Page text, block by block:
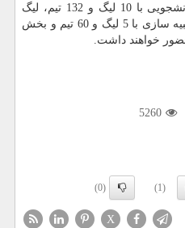
برگزار می گردد و بخش های دانشجویی با 10 لیگ و 132 تیم، لیگ
دانش آموزی با 193 تیم، بخش شبیه سازی با 5 لیگ و 60 تیم و بخش
5260
(1)
(0)
X